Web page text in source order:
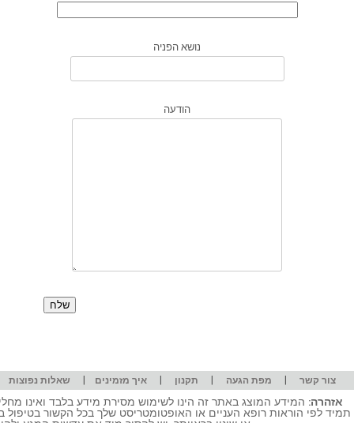
נושא הפניה
הודעה
צור קשר | מפת הגעה | תקנון |איך מזמינים | שאלות נפוצות
אזהרה: המידע המוצג באתר זה הינו לשימוש מסירת מידע בלבד ואינו
תמיד לפי הוראות רופא העניים או האופטומטריסט שלך בכל הקשור